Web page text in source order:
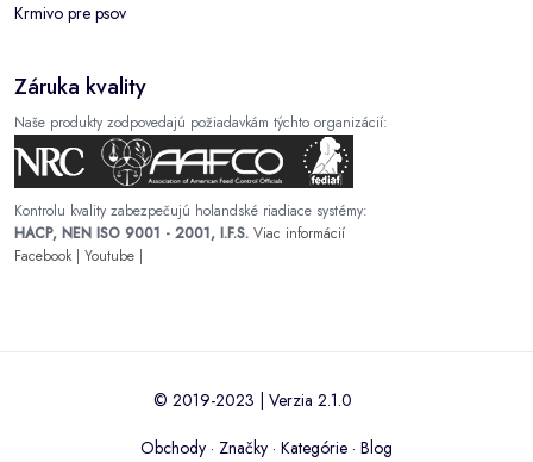
Krmivo pre psov
Záruka kvality
Naše produkty zodpovedajú požiadavkám týchto organizácií:
Kontrolu kvality zabezpečujú holandské riadiace systémy:
HACP, NEN ISO 9001 - 2001, I.F.S. Viac informácií
Facebook| Youtube |
© 2019-2023 | Verzia 2.1.0
Obchody · Značky · Kategórie · Blog